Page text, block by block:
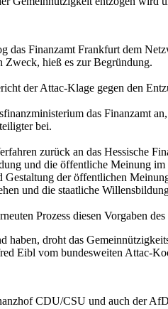
das Finanzamt Frankfurt dem
Zweck, hieß es zur Begründung.
der Attac-Klage gegen den
das Finanzamt
bei.
zurück an das Hessische
und die öffentliche Meinung
Gestaltung der öffentlichen
und die staatliche
Prozess diesen Vorgaben
haben, droht das
Eibl vom bundesweiten Attac-
CDU/CSU und auch der